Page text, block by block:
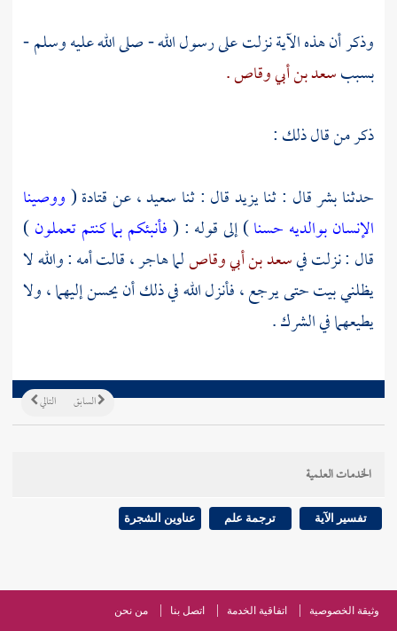
وذكر أن هذه الآية نزلت على رسول الله - صلى الله عليه وسلم -
بسببسعد بن أبي وقاص .
ذكر من قال ذلك :
حدثنابشرقال : ثنايزيدقال : ثنا سعيد ،عنقتادة(ووصينا
الإنسان بوالديه حسنا) إلى قوله : (فأنبئكم بما كنتم تعملون)
قال : نزلت فيسعد بن أبي وقاصلما هاجر ، قالت أمه : والله لا
يظلني بيت حتى يرجع ، فأنزل الله في ذلك أن يحسن إليهما ، ولا
يطيعهما في الشرك .
التالي السابق
الخدمات العلمية
تفسير الآية ترجمة علم عناوين الشجرة
وثيقة الخصوصية اتفاقية الخدمة اتصل بنا من نحن